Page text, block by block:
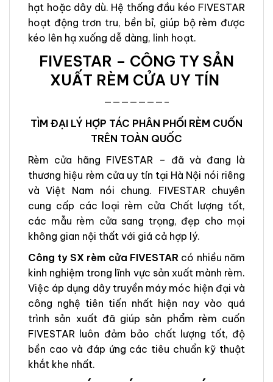
hạt hoặc dây dù. Hệ thống đầu kéo FIVESTAR
hoạt động trơn tru, bền bỉ, giúp bộ rèm được
kéo lên hạ xuống dễ dàng, linh hoạt.
FIVESTAR – CÔNG TY SẢN
XUẤT RÈM CỬA UY TÍN
———————–
TÌM ĐẠI LÝ HỢP TÁC PHÂN PHỐI RÈM CUỐN
TRÊN TOÀN QUỐC
Rèm cửa hãng FIVESTAR – đã và đang là
thương hiệu rèm cửa uy tín tại Hà Nội nói riêng
và Việt Nam nói chung. FIVESTAR chuyên
cung cấp các loại rèm cửa Chất lượng tốt,
các mẫu rèm cửa sang trọng, đẹp cho mọi
không gian nội thất với giá cả hợp lý.
Công ty SX rèm cửa FIVESTAR có nhiều năm
kinh nghiệm trong lĩnh vực sản xuất mành rèm.
Việc áp dụng dây truyền máy móc hiện đại và
công nghệ tiên tiến nhất hiện nay vào quá
trình sản xuất đã giúp sản phẩm rèm cuốn
FIVESTAR luôn đảm bảo chất lượng tốt, độ
bền cao và đáp ứng các tiêu chuẩn kỹ thuật
khắt khe nhất.